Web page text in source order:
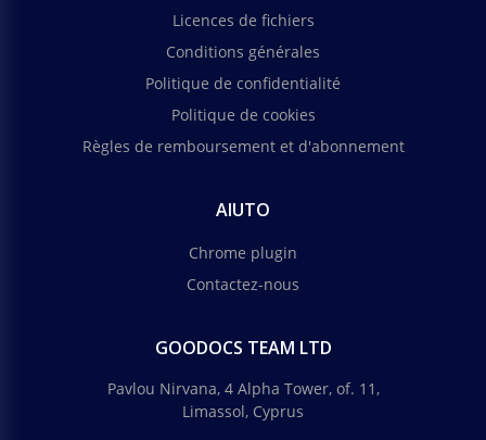
Licences de fichiers
Conditions générales
Politique de confidentialité
Politique de cookies
Règles de remboursement et d'abonnement
AIUTO
Chrome plugin
Contactez-nous
GOODOCS TEAM LTD
Pavlou Nirvana, 4 Alpha Tower, of. 11,
Limassol, Cyprus